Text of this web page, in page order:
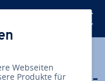
So
Webseiten
Produkte für